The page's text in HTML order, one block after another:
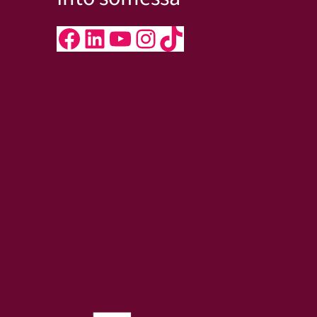
Facebook LinkedIn YouTube InstagramTikTok